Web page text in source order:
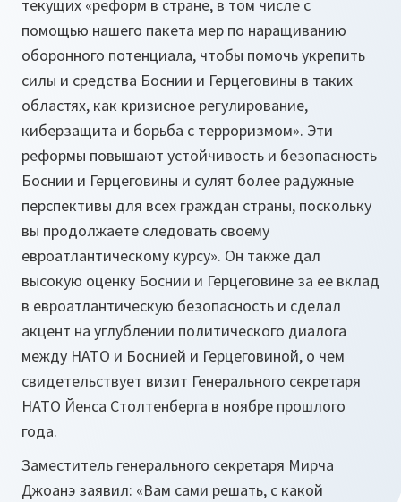
текущих «реформ в стране, в том числе с
помощью нашего пакета мер по наращиванию
оборонного потенциала, чтобы помочь укрепить
силы и средства Боснии и Герцеговины в таких
областях, как кризисное регулирование,
киберзащита и борьба с терроризмом». Эти
реформы повышают устойчивость и безопасность
Боснии и Герцеговины и сулят более радужные
перспективы для всех граждан страны, поскольку
вы продолжаете следовать своему
евроатлантическому курсу». Он также дал
высокую оценку Боснии и Герцеговине за ее вклад
в евроатлантическую безопасность и сделал
акцент на углублении политического диалога
между НАТО и Боснией и Герцеговиной, о чем
свидетельствует визит Генерального секретаря
НАТО Йенса Столтенберга в ноябре прошлого
года.
Заместитель генерального секретаря Мирча
Джоанэ заявил: «Вам сами решать, с какой